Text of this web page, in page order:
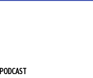
PODCAST